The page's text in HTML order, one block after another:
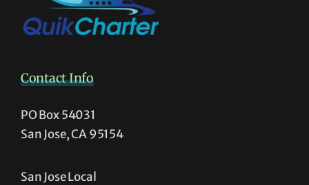
Contact Info
PO Box 54031
San Jose, CA 95154
San Jose Local